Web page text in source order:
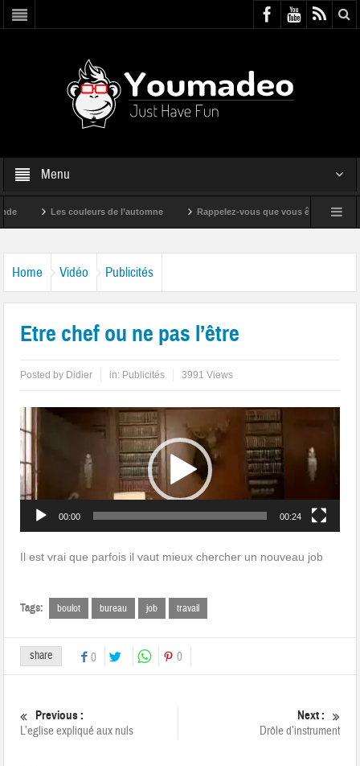
Menu
Les couleurs de l’automne Rappelez-vous que vous êtes super !
Home Vidéo Publicités
Etre chef ou ne pas l’être
Posted by Didier in: Publicités 3991 Views
Lecteur
vidéo
00:00 00:24
Il est vrai que parfois il vaut mieux chercher un nouveau job
Tags: boulot bureau job travail
share 0 0
Previous :
L’eglise expliqué aux nuls
Next :
Drôle d’instrument